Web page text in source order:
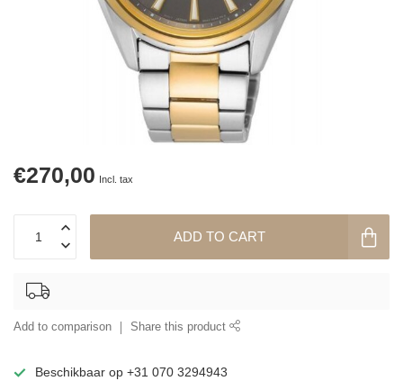
€270,00 Incl. tax
ADD TO CART
Add to comparison Share this product
Beschikbaar op +31 070 3294943